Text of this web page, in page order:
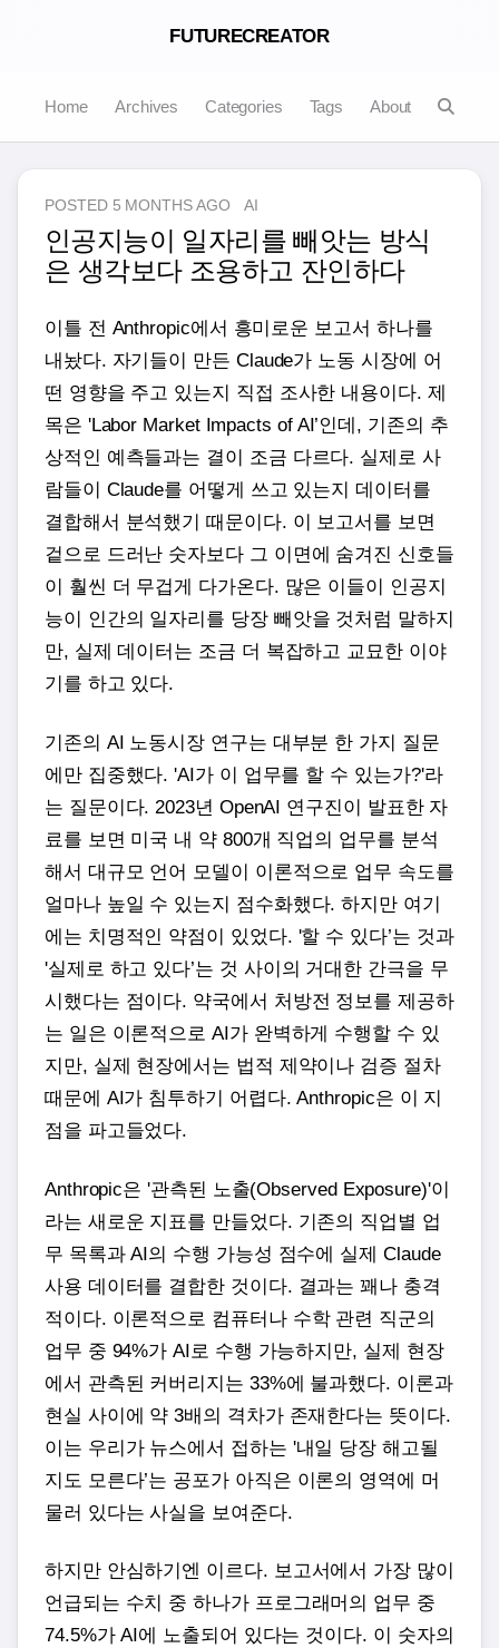
FUTURECREATOR
Home Archives Categories Tags About
POSTED 5 MONTHS AGO AI
인공지능이 일자리를 빼앗는 방식
은 생각보다 조용하고 잔인하다
이틀 전 Anthropic에서 흥미로운 보고서 하나를
내놨다. 자기들이 만든 Claude가 노동 시장에 어
떤 영향을 주고 있는지 직접 조사한 내용이다. 제
목은 'Labor Market Impacts of AI’인데, 기존의 추
상적인 예측들과는 결이 조금 다르다. 실제로 사
람들이 Claude를 어떻게 쓰고 있는지 데이터를
결합해서 분석했기 때문이다. 이 보고서를 보면
겉으로 드러난 숫자보다 그 이면에 숨겨진 신호들
이 훨씬 더 무겁게 다가온다. 많은 이들이 인공지
능이 인간의 일자리를 당장 빼앗을 것처럼 말하지
만, 실제 데이터는 조금 더 복잡하고 교묘한 이야
기를 하고 있다.
기존의 AI 노동시장 연구는 대부분 한 가지 질문
에만 집중했다. 'AI가 이 업무를 할 수 있는가?'라
는 질문이다. 2023년 OpenAI 연구진이 발표한 자
료를 보면 미국 내 약 800개 직업의 업무를 분석
해서 대규모 언어 모델이 이론적으로 업무 속도를
얼마나 높일 수 있는지 점수화했다. 하지만 여기
에는 치명적인 약점이 있었다. '할 수 있다’는 것과
'실제로 하고 있다’는 것 사이의 거대한 간극을 무
시했다는 점이다. 약국에서 처방전 정보를 제공하
는 일은 이론적으로 AI가 완벽하게 수행할 수 있
지만, 실제 현장에서는 법적 제약이나 검증 절차
때문에 AI가 침투하기 어렵다. Anthropic은 이 지
점을 파고들었다.
Anthropic은 '관측된 노출(Observed Exposure)'이
라는 새로운 지표를 만들었다. 기존의 직업별 업
무 목록과 AI의 수행 가능성 점수에 실제 Claude
사용 데이터를 결합한 것이다. 결과는 꽤나 충격
적이다. 이론적으로 컴퓨터나 수학 관련 직군의
업무 중 94%가 AI로 수행 가능하지만, 실제 현장
에서 관측된 커버리지는 33%에 불과했다. 이론과
현실 사이에 약 3배의 격차가 존재한다는 뜻이다.
이는 우리가 뉴스에서 접하는 '내일 당장 해고될
지도 모른다’는 공포가 아직은 이론의 영역에 머
물러 있다는 사실을 보여준다.
하지만 안심하기엔 이르다. 보고서에서 가장 많이
언급되는 수치 중 하나가 프로그래머의 업무 중
74.5%가 AI에 노출되어 있다는 것이다. 이 숫자의